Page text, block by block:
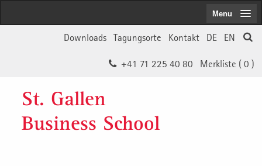
EN
DE
Kontakt
Tagungsorte
Downloads
Merkliste ( 0 )
+41 71 225 40 80
St. Gallen
Business School
Menu